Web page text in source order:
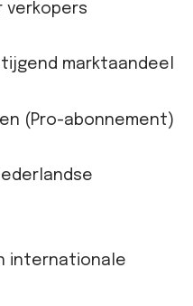
verkopers
marktaandeel
(Pro-abonnement)
internationale